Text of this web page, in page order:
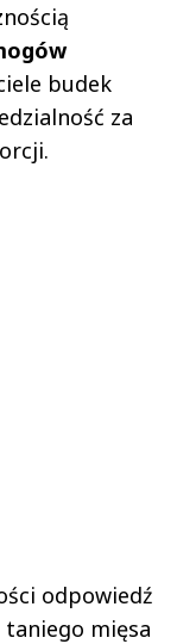
budek
za
odpowiedź
mięsa